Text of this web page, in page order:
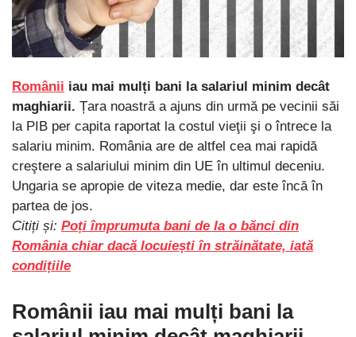
Românii iau mai mulți bani la salariul minim decât
maghiarii. Țara noastră a ajuns din urmă pe vecinii săi
la PIB per capita raportat la costul vieţii şi o întrece la
salariu minim. România are de altfel cea mai rapidă
creştere a salariului minim din UE în ultimul deceniu.
Ungaria se apropie de viteza medie, dar este încă în
partea de jos.
Citiți și: Poți împrumuta bani de la o bănci din
România chiar dacă locuiești în străinătate, iată
condițiile
Românii iau mai mulți bani la